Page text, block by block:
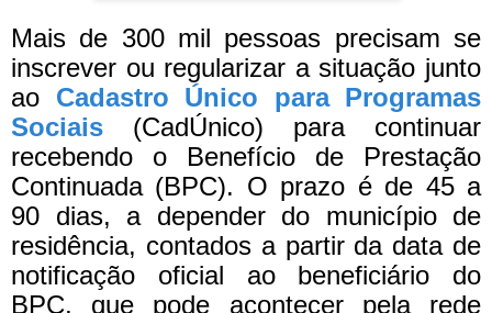
Mais de 300 mil pessoas precisam se
inscrever ou regularizar a situação junto
ao Cadastro Único para Programas
Sociais (CadÚnico) para continuar
recebendo o Benefício de Prestação
Continuada (BPC). O prazo é de 45 a
90 dias, a depender do município de
residência, contados a partir da data de
notificação oficial ao beneficiário do
BPC, que pode acontecer pela rede